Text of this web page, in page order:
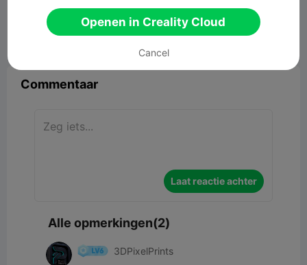
139.71MB Gerelateerd 3D -model
Commentaar
Laat reactie achter
Alle opmerkingen(2)
3DPixelPrints
Openen in Creality Cloud
Cancel